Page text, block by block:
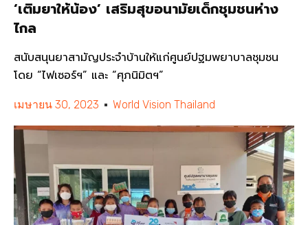
‘เติมยาให้น้อง’ เสริมสุขอนามัยเด็กชุมชนห่าง
ไกล
สนับสนุนยาสามัญประจำบ้านให้แก่ศูนย์ปฐมพยาบาลชุมชน
โดย “ไฟเซอร์ฯ” และ “ศุภนิมิตฯ”
เมษายน 30, 2023 World Vision Thailand